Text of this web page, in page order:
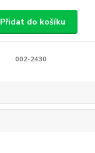
Přidat do košíku
002-2430